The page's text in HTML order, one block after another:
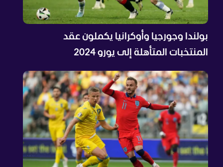
بولندا وجورجيا وأوكرانيا يكملون عقد
المنتخبات المتأهلة إلى يورو 2024